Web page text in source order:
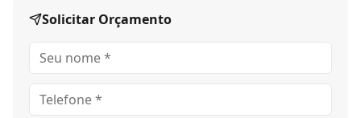
Solicitar Orçamento